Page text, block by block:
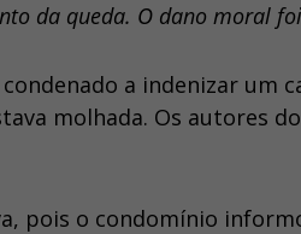
da queda. O dano moral
a indenizar um
molhada. Os autores
pois o condomínio